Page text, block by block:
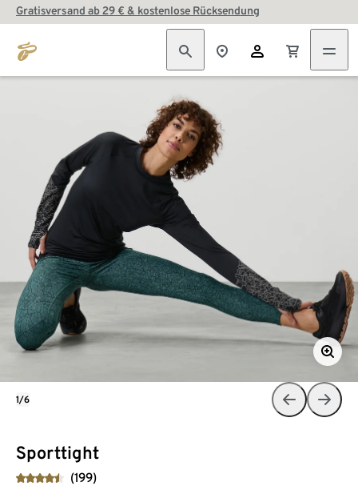
Gratisversand ab 29 € & kostenlose Rücksendung
Sporttight
(199)
1/6